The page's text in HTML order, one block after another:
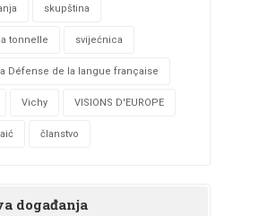
skupština
tonnelle svijećnica
Défense de la langue française
Vichy VISIONS D'EUROPE
članstvo
događanja